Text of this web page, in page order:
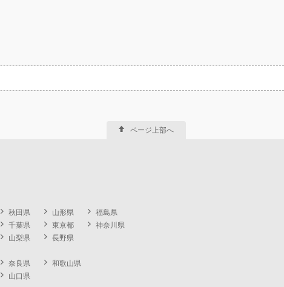
秋田県 山形県
福島県
千葉県 東京都
神奈川県
山梨県
長野県
奈良県
和歌山県
山口県
ページ上部へ